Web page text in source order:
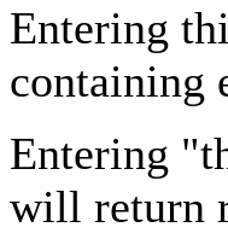
Entering
containing
Entering
will return